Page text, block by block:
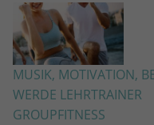
MUSIK, MOTIVATION,
WERDE LEHRTRAINER
GROUPFITNESS
Form.
Name
Anbieter Google